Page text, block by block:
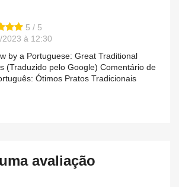
5 / 5
2023 à 12:30
by a Portuguese: Great Traditional
(Traduzido pelo Google) Comentário de
Ótimos Pratos Tradicionais
avaliação